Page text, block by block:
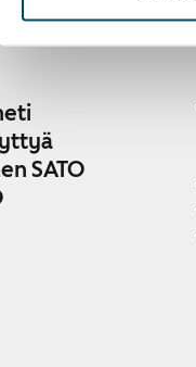
SATO